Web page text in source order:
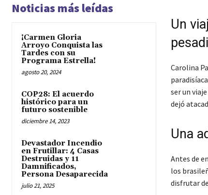
Noticias más leídas
¡Carmen Gloria
Arroyo Conquista las
Tardes con su
Programa Estrella!
agosto 20, 2024
COP28: El acuerdo
histórico para un
futuro sostenible
diciembre 14, 2023
Devastador Incendio
en Frutillar: 4 Casas
Destruidas y 11
Damnificados,
Persona Desaparecida
julio 21, 2025
Un
Carolina
ser un
dejó
Una
Antes de
los
disfrutar